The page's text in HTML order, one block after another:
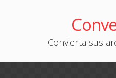
Convierta sus